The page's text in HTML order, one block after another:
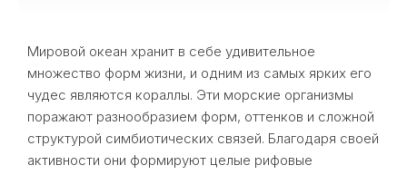
Мировой океан хранит в себе удивительное
множество форм жизни, и одним из самых ярких его
чудес являются кораллы. Эти морские организмы
поражают разнообразием форм, оттенков и сложной
структурой симбиотических связей. Благодаря своей
активности они формируют целые рифовые